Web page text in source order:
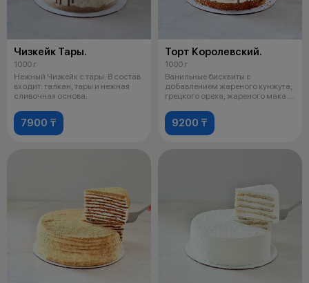
Чизкейк Тары.
1000 г
Нежный Чизкейк с тары. В состав
входит: талкан, тары и нежная
сливочная основа.
7900 ₸
Торт Королевский.
1000 г
Ванильные бисквиты с
добавлением жареного кунжута,
грецкого ореха, жареного мака.
9200 ₸